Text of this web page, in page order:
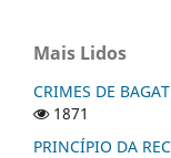
Mais Lidos
CRIMES DE
1871
PRINCÍPIO DA